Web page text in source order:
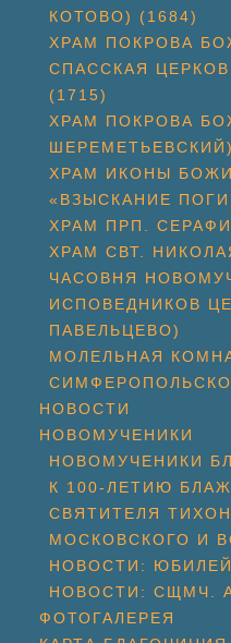
КОТОВО) (1684)
ХРАМ ПОКРОВА
СПАССКАЯ
(1715)
ХРАМ ПОКРОВА
ШЕРЕМЕТЬЕВСКИЙ)
ХРАМ ИКОНЫ
«ВЗЫСКАНИЕ
ХРАМ ПРП.
ХРАМ СВТ.
ЧАСОВНЯ
ИСПОВЕДНИКОВ
ПАВЕЛЬЦЕВО)
МОЛЕЛЬНАЯ
НОВОСТИ
НОВОМУЧЕНИКИ
НОВОМУЧЕНИКИ
К 100-ЛЕТИЮ
СВЯТИТЕЛЯ
МОСКОВСКОГО И
НОВОСТИ:
НОВОСТИ: СЩМЧ.
ФОТОГАЛЕРЕЯ